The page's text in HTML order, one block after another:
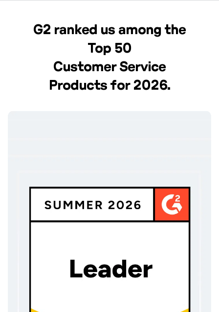
G2 ranked us among the
Top 50
Customer Service
Products for 2026.